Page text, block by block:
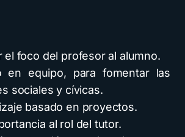
el foco del profesor al alumno.
en equipo, para fomentar las
sociales y cívicas.
basado en proyectos.
al rol del tutor.